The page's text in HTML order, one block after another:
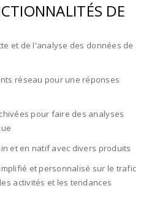
DE
et de l'analyse des données de
réseau pour une réponses
pour faire des analyses
et en natif avec divers produits
et personnalisé sur le trafic
activités et les tendances